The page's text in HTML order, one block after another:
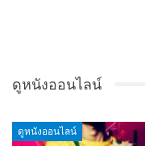
ดูหนังออนไลน์
ดูหนังออนไลน์